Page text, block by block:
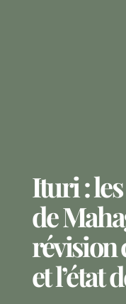
Ituri :
de
révision
et l’état